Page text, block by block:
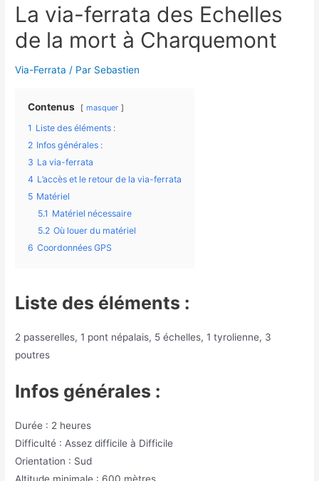
La via-ferrata des Echelles
de la mort à Charquemont
Via-Ferrata / Par Sebastien
Contenus masquer
1 Liste des éléments :
2 Infos générales :
3 La via-ferrata
4 L’accès et le retour de la via-ferrata
5 Matériel
5.1 Matériel nécessaire
5.2 Où louer du matériel
6 Coordonnées GPS
Liste des éléments :
2 passerelles, 1 pont népalais, 5 échelles, 1 tyrolienne, 3
poutres
Infos générales :
Durée : 2 heures
Difficulté : Assez difficile à Difficile
Orientation : Sud